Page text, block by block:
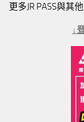
更多JR PASS與其
↓